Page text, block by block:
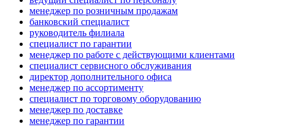
менеджер по розничным продажам
банковский специалист
руководитель филиала
специалист по гарантии
менеджер по работе с действующими клиентами
специалист сервисного обслуживания
директор дополнительного офиса
менеджер по ассортименту
специалист по торговому оборудованию
менеджер по доставке
менеджер по гарантии